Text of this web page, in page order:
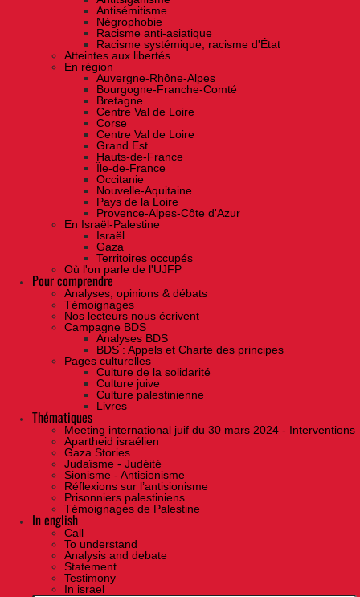
Antisémitisme
Négrophobie
Racisme anti-asiatique
Racisme systémique, racisme d'État
Atteintes aux libertés
En région
Auvergne-Rhône-Alpes
Bourgogne-Franche-Comté
Bretagne
Centre Val de Loire
Corse
Centre Val de Loire
Grand Est
Hauts-de-France
Île-de-France
Occitanie
Nouvelle-Aquitaine
Pays de la Loire
Provence-Alpes-Côte d'Azur
En Israël-Palestine
Israël
Gaza
Territoires occupés
Où l'on parle de l'UJFP
Pour comprendre
Analyses, opinions & débats
Témoignages
Nos lecteurs nous écrivent
Campagne BDS
Analyses BDS
BDS : Appels et Charte des principes
Pages culturelles
Culture de la solidarité
Culture juive
Culture palestinienne
Livres
Thématiques
Meeting international juif du 30 mars 2024 - Interventions
Apartheid israélien
Gaza Stories
Judaïsme - Judéité
Sionisme - Antisionisme
Réflexions sur l’antisionisme
Prisonniers palestiniens
Témoignages de Palestine
In english
Call
To understand
Analysis and debate
Statement
Testimony
In israel